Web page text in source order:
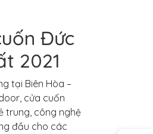
Đức
2021
tại Biên Hòa –
cửa cuốn
trung, công nghệ
đầu cho các